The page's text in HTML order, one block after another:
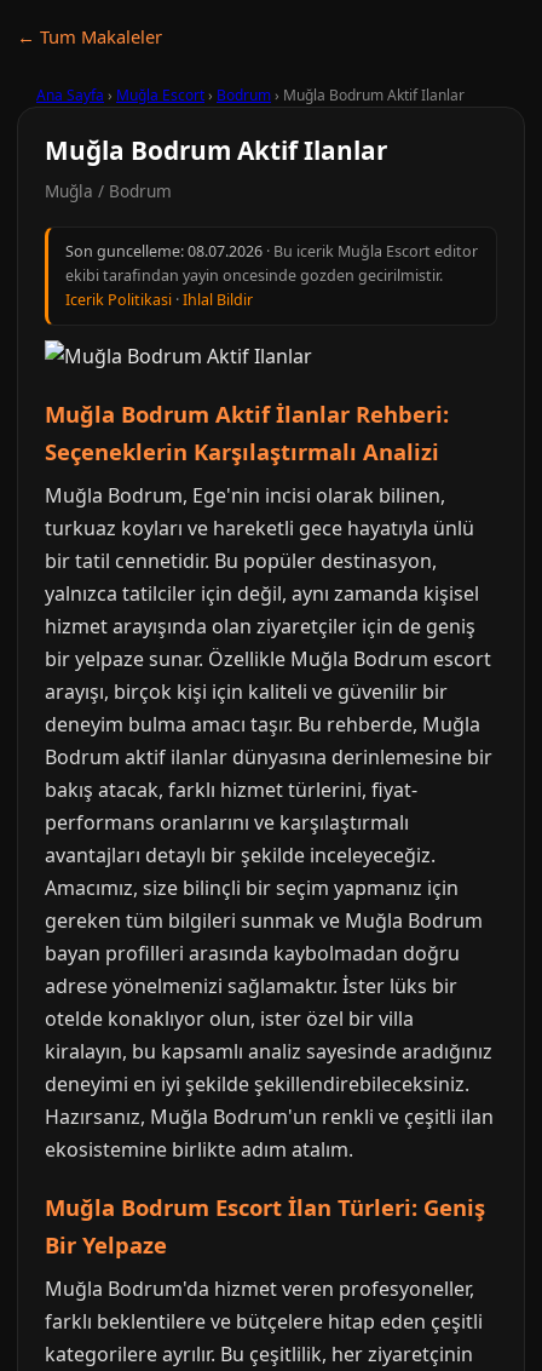
← Tum Makaleler
Ana Sayfa › Muğla Escort› Bodrum› Muğla Bodrum Aktif Ilanlar
Muğla Bodrum Aktif Ilanlar
Muğla / Bodrum
Son guncelleme:08.07.2026 · Bu icerik Muğla Escort editor
ekibi tarafindan yayin oncesinde gozden gecirilmistir.
Icerik Politikasi ·Ihlal Bildir
Muğla Bodrum Aktif İlanlar Rehberi:
Seçeneklerin Karşılaştırmalı Analizi
Muğla Bodrum, Ege'nin incisi olarak bilinen,
turkuaz koyları ve hareketli gece hayatıyla ünlü
bir tatil cennetidir. Bu popüler destinasyon,
yalnızca tatilciler için değil, aynı zamanda kişisel
hizmet arayışında olan ziyaretçiler için de geniş
bir yelpaze sunar. Özellikle Muğla Bodrum escort
arayışı, birçok kişi için kaliteli ve güvenilir bir
deneyim bulma amacı taşır. Bu rehberde, Muğla
Bodrum aktif ilanlar dünyasına derinlemesine bir
bakış atacak, farklı hizmet türlerini, fiyat-
performans oranlarını ve karşılaştırmalı
avantajları detaylı bir şekilde inceleyeceğiz.
Amacımız, size bilinçli bir seçim yapmanız için
gereken tüm bilgileri sunmak ve Muğla Bodrum
bayan profilleri arasında kaybolmadan doğru
adrese yönelmenizi sağlamaktır. İster lüks bir
otelde konaklıyor olun, ister özel bir villa
kiralayın, bu kapsamlı analiz sayesinde aradığınız
deneyimi en iyi şekilde şekillendirebileceksiniz.
Hazırsanız, Muğla Bodrum'un renkli ve çeşitli ilan
ekosistemine birlikte adım atalım.
Muğla Bodrum Escort İlan Türleri: Geniş
Bir Yelpaze
Muğla Bodrum'da hizmet veren profesyoneller,
farklı beklentilere ve bütçelere hitap eden çeşitli
kategorilere ayrılır. Bu çeşitlilik, her ziyaretçinin